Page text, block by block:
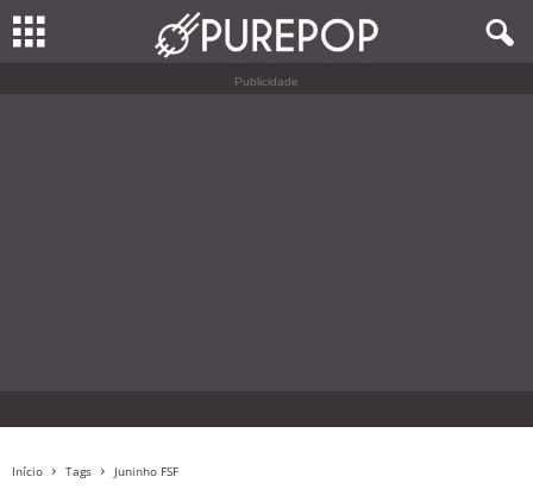
Publicidade
Início Tags Juninho FSF